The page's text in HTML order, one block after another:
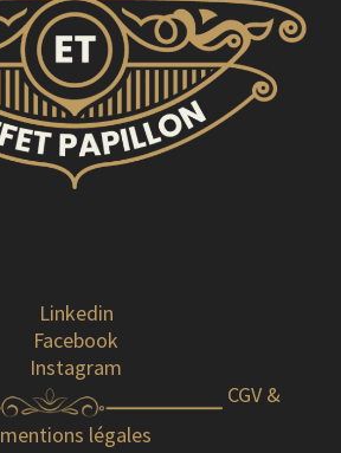
Linkedin
Facebook
Instagram
CGV &
mentions légales